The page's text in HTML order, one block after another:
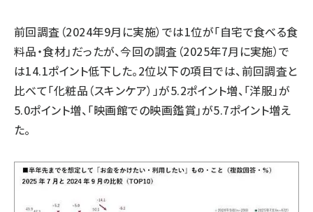
前回調査（2024年9月に実施）では1位が「自宅で食べる食
料品・食材」だったが、今回の調査（2025年7月に実施）で
は14.1ポイント低下した。2位以下の項目では、前回調査と
比べて「化粧品（スキンケア）」が5.2ポイント増、「洋服」が
5.0ポイント増、「映画館での映画鑑賞」が5.7ポイント増え
た。